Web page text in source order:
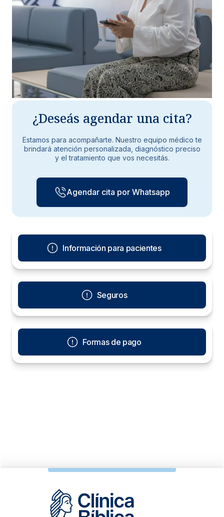
¿Deseás agendar una cita?
Estamos para acompañarte. Nuestro equipo médico te
brindará atención personalizada, diagnóstico preciso
y el tratamiento que vos necesitás.
Agendar cita por Whatsapp
Información para pacientes
Seguros
Formas de pago